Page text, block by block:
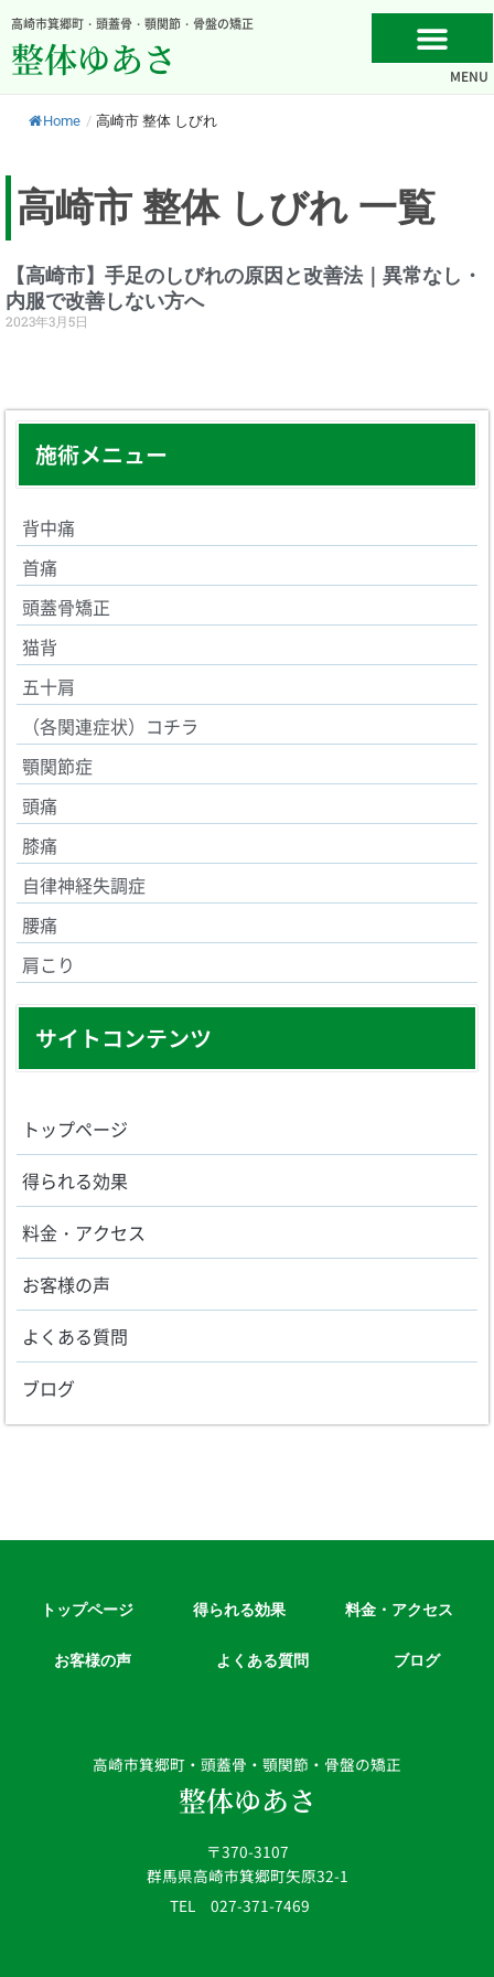
容
を
高崎市箕郷町・頭蓋骨・顎関節・骨盤の矯正
整体ゆあさ MENU
Home / 高崎市 整体 しびれ
施術メニュー
背中痛
首痛
頭蓋骨矯正
猫背
五十肩
（各関連症状）コチラ
顎関節症
頭痛
膝痛
自律神経失調症
腰痛
肩こり
サイトコンテンツ
トップページ
得られる効果
料金・アクセス
お客様の声
よくある質問
ブログ
高崎市 整体 しびれ 一覧
【高崎市】手足のしびれの原因と改善法｜異常なし・
内服で改善しない方へ
2023年3月5日
高崎市箕郷町・頭蓋骨・顎関節・骨盤の矯正
整体ゆあさ
〒370-3107
群馬県高崎市箕郷町矢原32-1
TEL 027-371-7469
トップページ 得られる効果 料金・アクセス
お客様の声 よくある質問 ブログ